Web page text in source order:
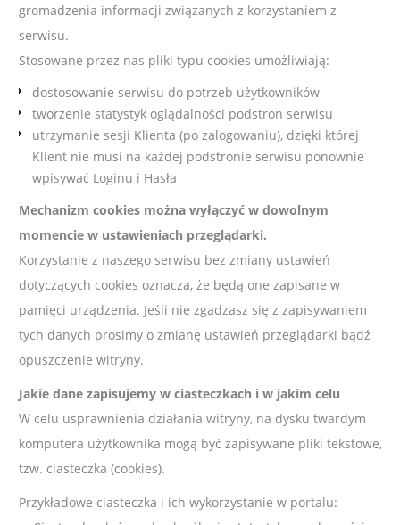
gromadzenia informacji związanych z korzystaniem z
serwisu.
Stosowane przez nas pliki typu cookies umożliwiają:
dostosowanie serwisu do potrzeb użytkowników
tworzenie statystyk oglądalności podstron serwisu
utrzymanie sesji Klienta (po zalogowaniu), dzięki której
Klient nie musi na każdej podstronie serwisu ponownie
wpisywać Loginu i Hasła
Mechanizm cookies można wyłączyć w dowolnym
momencie w ustawieniach przeglądarki.
Korzystanie z naszego serwisu bez zmiany ustawień
dotyczących cookies oznacza, że będą one zapisane w
pamięci urządzenia. Jeśli nie zgadzasz się z zapisywaniem
tych danych prosimy o zmianę ustawień przeglądarki bądź
opuszczenie witryny.
Jakie dane zapisujemy w ciasteczkach i w jakim celu
W celu usprawnienia działania witryny, na dysku twardym
komputera użytkownika mogą być zapisywane pliki tekstowe,
tzw. ciasteczka (cookies).
Przykładowe ciasteczka i ich wykorzystanie w portalu: